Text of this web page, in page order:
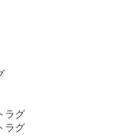
ラグ
ラグ